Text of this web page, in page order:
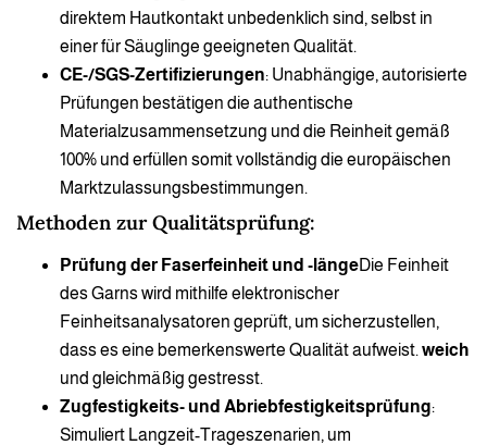
direktem Hautkontakt unbedenklich sind, selbst in
einer für Säuglinge geeigneten Qualität.
CE-/SGS-Zertifizierungen: Unabhängige, autorisierte
Prüfungen bestätigen die authentische
Materialzusammensetzung und die Reinheit gemäß
100% und erfüllen somit vollständig die europäischen
Marktzulassungsbestimmungen.
Methoden zur Qualitätsprüfung:
Prüfung der Faserfeinheit und -längeDie Feinheit
des Garns wird mithilfe elektronischer
Feinheitsanalysatoren geprüft, um sicherzustellen,
dass es eine bemerkenswerte Qualität aufweist. weich
und gleichmäßig gestresst.
Zugfestigkeits- und Abriebfestigkeitsprüfung:
Simuliert Langzeit-Trageszenarien, um